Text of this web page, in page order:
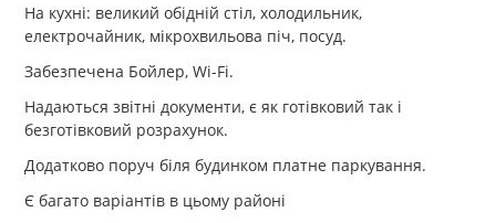
На кухні: великий обідній стіл, холодильник,
електрочайник, мікрохвильова піч, посуд.
Забезпечена Бойлер, Wi-Fi.
Надаються звітні документи, є як готівковий так і
безготівковий розрахунок.
Додатково поруч біля будинком платне паркування.
Є багато варіантів в цьому районі